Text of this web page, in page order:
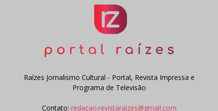
Raízes Jornalismo Cultural - Portal, Revista Impressa e
Programa de Televisão
Contato: redacao.revistaraizes@gmail.com